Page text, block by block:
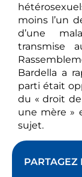
moins l’un
d’une
transmise
Bardella a
parti était
du « droit de
une mère »
sujet.
PARTAGEZ